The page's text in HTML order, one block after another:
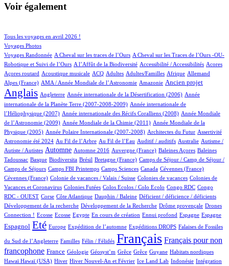
Voir également
Tous les voyages en avril 2026 !
121/811
Voyages Photos
101/811
Voyages Randonnée
4/811 A Cheval sur les traces de l’Ours
4/811
A Cheval sur les Traces de l’Ours -OU-
Robotique et Suivi de l’Ours
3/811 A l’Affût de la Biodiversité
1/811 Accessibilité / Accessibilités
5/811 Acores
1/811
Açores routard
2/811 Acoustique musicale
51/811 ACQ
30/811 Adultes
14/811 Adultes/Familles
2/811 Afrique
50/811 Allemand
24/811
Alpes (France)
13/811 AMA / Année Mondiale de l’Astronomie
7/811 Amazonie
258/811 Ancien projet
624/811
Anglais
65/811 Angleterre
6/811 Année internationale de la Désertification (2006)
14/811
Année
internationale de la Planète Terre (2007-2008-2009)
4/811
Année internationale de
l’Héliophysique (2007)
1/811 Année internationale des Récifs Coralliens (2008)
12/811
Année Mondiale
de l’Astronomie (2009)
2/811 Année Mondiale de la Chimie (2011)
15/811
Année Mondiale de la
Physique (2005)
5/811 Année Polaire Internationale (2007-2008)
2/811 Architectes du Futur
1/811 Assertivité
25/811
Astronomie été 2024
21/811 Au Fil de l’Arbre
10/811 Au Fil de l’Eau
1/811 Auditif / auditifs
1/811 Australie
1/811
Autisme /
Autiste / Autistes
353/811 Automne
4/811 Automne 2016
5/811 Auvergne (France)
1/811 Baleines Açores
2/811
Baleines
Tadoussac
1/811 Basque
78/811 Biodiversita
1/811 Brésil
14/811 Bretagne (France)
59/811
Camps de Séjour / Camp de Séjour /
Camps de Séjours
3/811 Camps FBI Printemps
11/811 Camps Sciences
6/811 Canada
3/811 Cévennes (France)
2/811
Cévennes (France)
1/811 Colonie de vacances / Valais / Suisse
3/811 Colonies de vacances
3/811
Colonies de
Vacances et Coronavirus
1/811 Colonies Futées
1/811 Colos Ecolos / Colo Ecolo
1/811 Congo RDC
2/811
Congo
RDC - OUEST
1/811 Corse
18/811 Côte Atlantique
1/811 Dauphin / Baleine
1/811 Déficient / déficience / déficients
1/811
Développement de la recherche
1/811 Développement de la Recherche
1/811 Drôme provençale
24/811
Drones
Connection !
2/811 Ecosse
2/811 Ecosse
1/811 Egypte
15/811 En cours de création
1/811 Ennui profond
36/811 Espagne
18/811 Espagne
205/811
Espagnol
603/811 Eté
13/811 Europe
104/811 Expédition de l’automne
167/811 Expéditions DROPS
4/811 Falaises de Fossiles
du Sud de l’Angleterre Familles Félin / Félidés Français Français pour non
francophone
265/811 France
42/811 Géologie
1/811 Géosyst’m
2/811 Grêce
2/811 Grêce
1/811 Guyane
3/811 Habitats nordiques
2/811
Hawaï
2/811Hawaï (USA)
139/811 Hiver
21/811 Hiver Nouvel-An et Février
12/811 Ice Land Lab
1/811 Indonésie
1/811
Intégration